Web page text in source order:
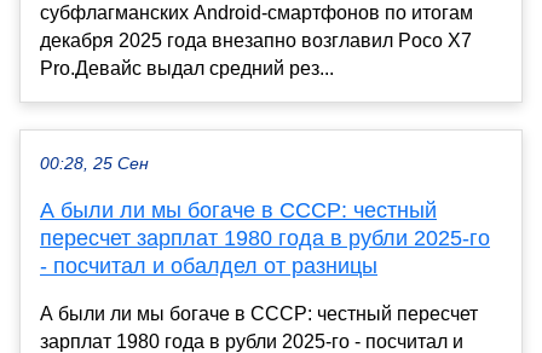
субфлагманских Android-смартфонов по итогам
декабря 2025 года внезапно возглавил Poco X7
Pro.Девайс выдал средний рез...
00:28, 25 Сен
А были ли мы богаче в СССР: честный
пересчет зарплат 1980 года в рубли 2025-го
- посчитал и обалдел от разницы
А были ли мы богаче в СССР: честный пересчет
зарплат 1980 года в рубли 2025-го - посчитал и